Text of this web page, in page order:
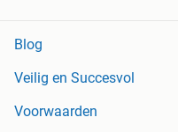
Blog
Veilig en Succesvol
Voorwaarden